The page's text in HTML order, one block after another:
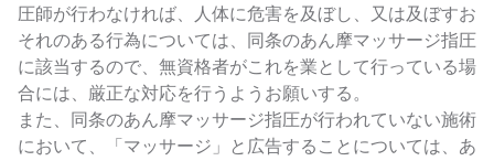
圧師が行わなければ、人体に危害を及ぼし、又は及ぼすお
それのある行為については、同条のあん摩マッサージ指圧
に該当するので、無資格者がこれを業として行っている場
合には、厳正な対応を行うようお願いする。
また、同条のあん摩マッサージ指圧が行われていない施術
において、「マッサージ」と広告することについては、あ